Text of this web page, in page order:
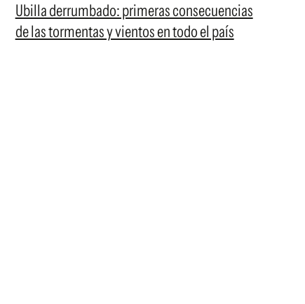
Ubilla derrumbado: primeras consecuencias
de las tormentas y vientos en todo el país